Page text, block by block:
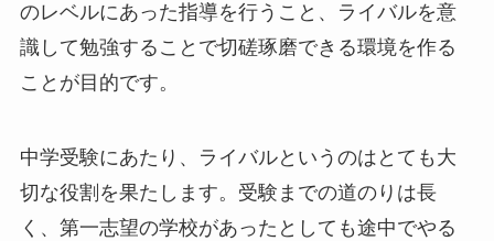
のレベルにあった指導を行うこと、ライバルを意
識して勉強することで切磋琢磨できる環境を作る
ことが目的です。
中学受験にあたり、ライバルというのはとても大
切な役割を果たします。受験までの道のりは長
く、第一志望の学校があったとしても途中でやる